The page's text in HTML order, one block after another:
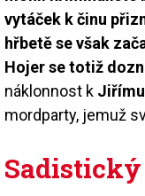
vytáček k činu
hřbetě se však
Hojer se totiž
náklonnost k
mordparty, jemuž